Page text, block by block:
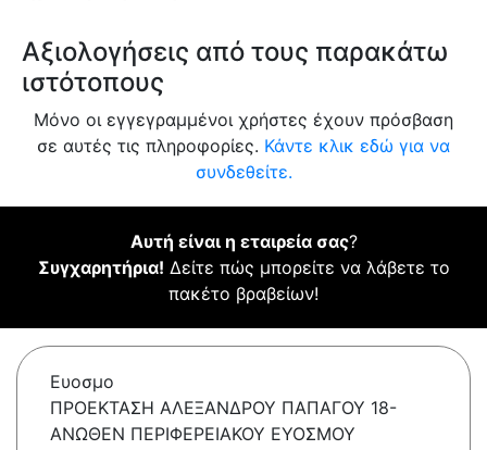
Αξιολογήσεις από τους παρακάτω
ιστότοπους
Μόνο οι εγγεγραμμένοι χρήστες έχουν πρόσβαση
σε αυτές τις πληροφορίες. Κάντε κλικ εδώ για να
συνδεθείτε.
Αυτή είναι η εταιρεία σας?
Συγχαρητήρια! Δείτε πώς μπορείτε να λάβετε το
πακέτο βραβείων!
Ευοσμο
ΠΡΟΕΚΤΑΣΗ ΑΛΕΞΑΝΔΡΟΥ ΠΑΠΑΓΟΥ 18-
ΑΝΩΘΕΝ ΠΕΡΙΦΕΡΕΙΑΚΟΥ ΕΥΟΣΜΟΥ